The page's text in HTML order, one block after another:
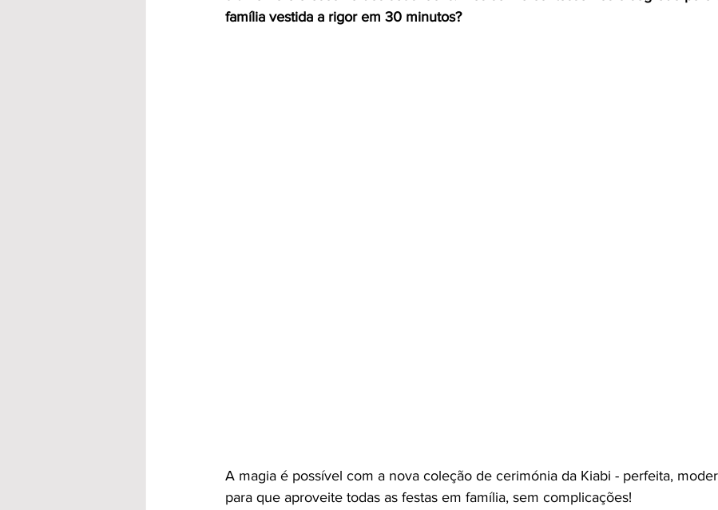
família vestida a rigor em 30 minutos?
A magia é possível com a nova coleção de cerimónia da Kiabi - perfeita,
para que aproveite todas as festas em família, sem complicações!